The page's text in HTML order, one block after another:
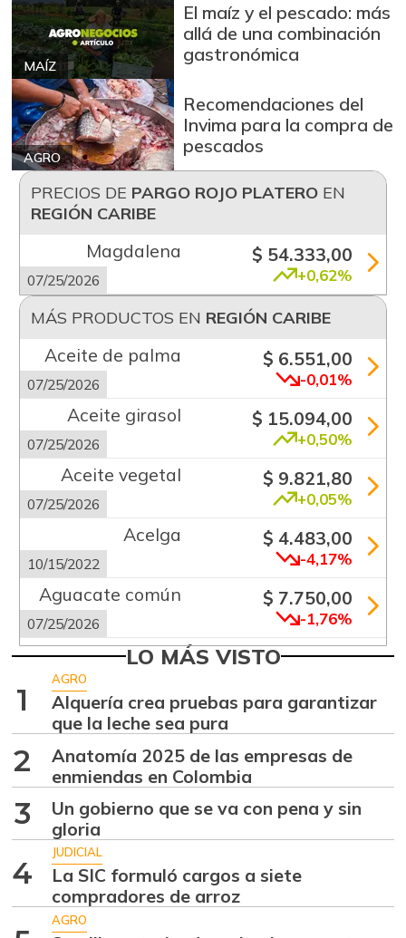
MAÍZ
El maíz y el pescado: más
allá de una combinación
gastronómica
AGRO
Recomendaciones del
Invima para la compra de
pescados
PRECIOS DE PARGO ROJO PLATEROEN
REGIÓN CARIBE
Magdalena
07/25/2026
$ 54.333,00
+0,62%
MÁS PRODUCTOS EN REGIÓN CARIBE
Aceite de palma
07/25/2026
$ 6.551,00
-0,01%
Aceite girasol
07/25/2026
$ 15.094,00
+0,50%
Aceite vegetal
07/25/2026
$ 9.821,80
+0,05%
Acelga
10/15/2022
$ 4.483,00
-4,17%
Aguacate común
07/25/2026
$ 7.750,00
-1,76%
Aguacate
07/25/2026
$ 9.041,50
Ahuyama
07/25/2026
$ 2.047,25
-6,05%
Ahuyamín
08/05/2017
$ 870,00
+2,23%
07/25/2026 +0,76%
Ají dulce
LO MÁS VISTO
1
AGRO
Alquería crea pruebas para garantizar
que la leche sea pura
2
Anatomía 2025 de las empresas de
enmiendas en Colombia
3
Un gobierno que se va con pena y sin
gloria
4
JUDICIAL
La SIC formuló cargos a siete
compradores de arroz
AGRO